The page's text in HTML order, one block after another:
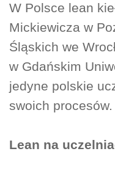
W Polsce lean
Mickiewicza w
Śląskich we
w Gdańskim
jedyne polskie
swoich procesów.
Lean na